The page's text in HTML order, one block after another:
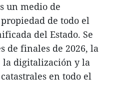
un medio de
de todo el
del Estado. Se
de finales de 2026, la
digitalización y la
en todo el